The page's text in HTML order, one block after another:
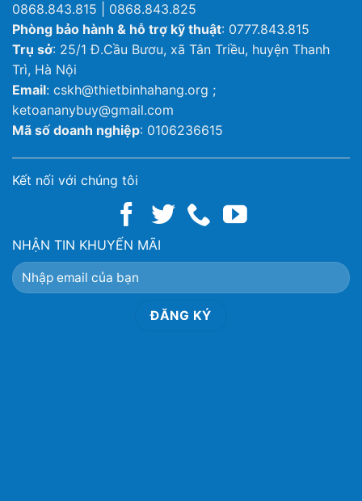
0868.843.815 | 0868.843.825
Phòng bảo hành & hỗ trợ kỹ thuật: 0777.843.815
Trụ sở: 25/1 Đ.Cầu Bươu, xã Tân Triều, huyện Thanh
Trì, Hà Nội
Email: cskh@thietbinhahang.org ;
ketoananybuy@gmail.com
Mã số doanh nghiệp: 0106236615
Kết nối với chúng tôi
NHẬN TIN KHUYẾN MÃI